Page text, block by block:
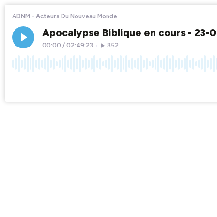
ADNM - Acteurs Du Nouveau Monde
Apocalypse Biblique en cours - 23-
00:00 /02:49:23 852